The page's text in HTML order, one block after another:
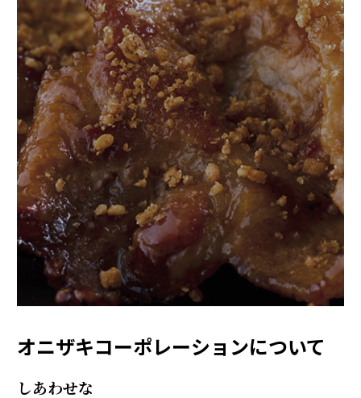
オニザキコーポレーションについて
しあわせな